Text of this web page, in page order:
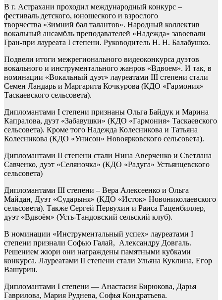
В г. Астрахани проходил международный конкурс –
фестиваль детского, юношеского и взрослого
творчества «Зимний бал талантов». Народный коллектив
вокальный ансамбль преподавателей «Надежда» завоевали
Гран-при лауреата I степени. Руководитель Н. Н. Балабушко.
Подвели итоги межрегионального видеоконкурса дуэтов
вокального и инструментального жанров «Вдвоем». И так, в
номинации «Вокальный дуэт» лауреатами III степени стали
Семен Ландарь и Маргарита Кочкурова (КДО «Гармония»
Таскаевского сельсовета).
Дипломантами I степени признаны Ольга Байдук и Марина
Капралова, дуэт «Забавушки» (КДО «Гармония» Таскаевского
сельсовета). Кроме того Надежда Колесникова и Татьяна
Колесникова (КДО «Унисон» Новоярковского сельсовета).
Дипломантами II степени стали Нина Аверченко и Светлана
Савченко, дуэт «Селяночка» (КДО «Радуга» Устьянцевского
сельсовета)
Дипломантами III степени – Вера Алексеенко и Ольга
Майдан, Дуэт «Сударыня» (КДО «Исток» Новониколаевского
сельсовета). Также Сергей Первухин и Раиса Гаценбиллер,
дуэт «Вдвоём» (Усть-Тандовский сельский клуб).
В номинации «Инструментальный успех» лауреатами I
степени признали Софью Галай, Александру Довгаль.
Решением жюри они награждены памятными кубками
конкурса. Лауреатами II степени стали Ульяна Куклина, Егор
Вашурин.
Дипломантами I степени — Анастасия Бирюкова, Дарья
Гаврилова, Мария Руднева, Софья Кондратьева.